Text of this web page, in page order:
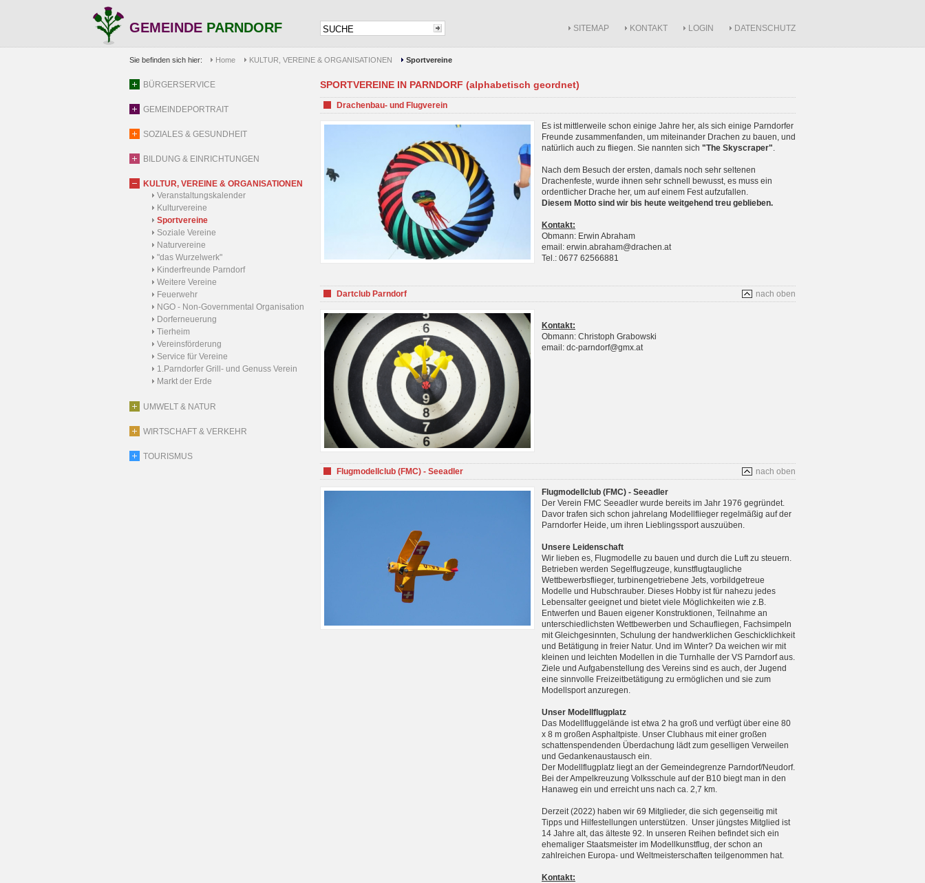
GEMEINDE PARNDORF SITEMAP KONTAKT LOGIN DATENSCHUTZ
Sie befinden sich hier: Home KULTUR, VEREINE & ORGANISATIONEN Sportvereine
BÜRGERSERVICE
GEMEINDEPORTRAIT
SOZIALES & GESUNDHEIT
BILDUNG & EINRICHTUNGEN
KULTUR, VEREINE & ORGANISATIONEN
Veranstaltungskalender
Kulturvereine
Sportvereine
Soziale Vereine
Naturvereine
"das Wurzelwerk"
Kinderfreunde Parndorf
Weitere Vereine
Feuerwehr
NGO - Non-Governmental Organisation
Dorferneuerung
Tierheim
Vereinsförderung
Service für Vereine
1.Parndorfer Grill- und Genuss Verein
Markt der Erde
UMWELT & NATUR
WIRTSCHAFT & VERKEHR
TOURISMUS
SPORTVEREINE IN PARNDORF (alphabetisch geordnet)
Drachenbau- und Flugverein
Es ist mittlerweile schon einige Jahre her, als sich einige Parndorfer
Freunde zusammenfanden, um miteinander Drachen zu bauen, und
natürlich auch zu fliegen. Sie nannten sich "The Skyscraper".
Nach dem Besuch der ersten, damals noch sehr seltenen
Drachenfeste, wurde ihnen sehr schnell bewusst, es muss ein
ordentlicher Drache her, um auf einem Fest aufzufallen.
Diesem Motto sind wir bis heute weitgehend treu geblieben.
Kontakt:
Obmann: Erwin Abraham
email: erwin.abraham@drachen.at
Tel.: 0677 62566881
nach oben
Dartclub Parndorf
Kontakt:
Obmann: Christoph Grabowski
email: dc-parndorf@gmx.at
nach oben
Flugmodellclub (FMC) - Seeadler
Flugmodellclub (FMC) - Seeadler
Der Verein FMC Seeadler wurde bereits im Jahr 1976 gegründet.
Davor trafen sich schon jahrelang Modellflieger regelmäßig auf der
Parndorfer Heide, um ihren Lieblingssport auszuüben.
Unsere Leidenschaft
Wir lieben es, Flugmodelle zu bauen und durch die Luft zu steuern.
Betrieben werden Segelflugzeuge, kunstflugtaugliche
Wettbewerbsflieger, turbinengetriebene Jets, vorbildgetreue
Modelle und Hubschrauber. Dieses Hobby ist für nahezu jedes
Lebensalter geeignet und bietet viele Möglichkeiten wie z.B.
Entwerfen und Bauen eigener Konstruktionen, Teilnahme an
unterschiedlichsten Wettbewerben und Schaufliegen, Fachsimpeln
mit Gleichgesinnten, Schulung der handwerklichen Geschicklichkeit
und Betätigung in freier Natur. Und im Winter? Da weichen wir mit
kleinen und leichten Modellen in die Turnhalle der VS Parndorf aus.
Ziele und Aufgabenstellung des Vereins sind es auch, der Jugend
eine sinnvolle Freizeitbetätigung zu ermöglichen und sie zum
Modellsport anzuregen.
Unser Modellflugplatz
Das Modellfluggelände ist etwa 2 ha groß und verfügt über eine 80
x 8 m großen Asphaltpiste. Unser Clubhaus mit einer großen
schattenspendenden Überdachung lädt zum geselligen Verweilen
und Gedankenaustausch ein.
Der Modellflugplatz liegt an der Gemeindegrenze Parndorf/Neudorf.
Bei der Ampelkreuzung Volksschule auf der B10 biegt man in den
Hanaweg ein und erreicht uns nach ca. 2,7 km.
Derzeit (2022) haben wir 69 Mitglieder, die sich gegenseitig mit
Tipps und Hilfestellungen unterstützen. Unser jüngstes Mitglied ist
14 Jahre alt, das älteste 92. In unseren Reihen befindet sich ein
ehemaliger Staatsmeister im Modellkunstflug, der schon an
zahlreichen Europa- und Weltmeister­schaften teilgenommen hat.
Kontakt: